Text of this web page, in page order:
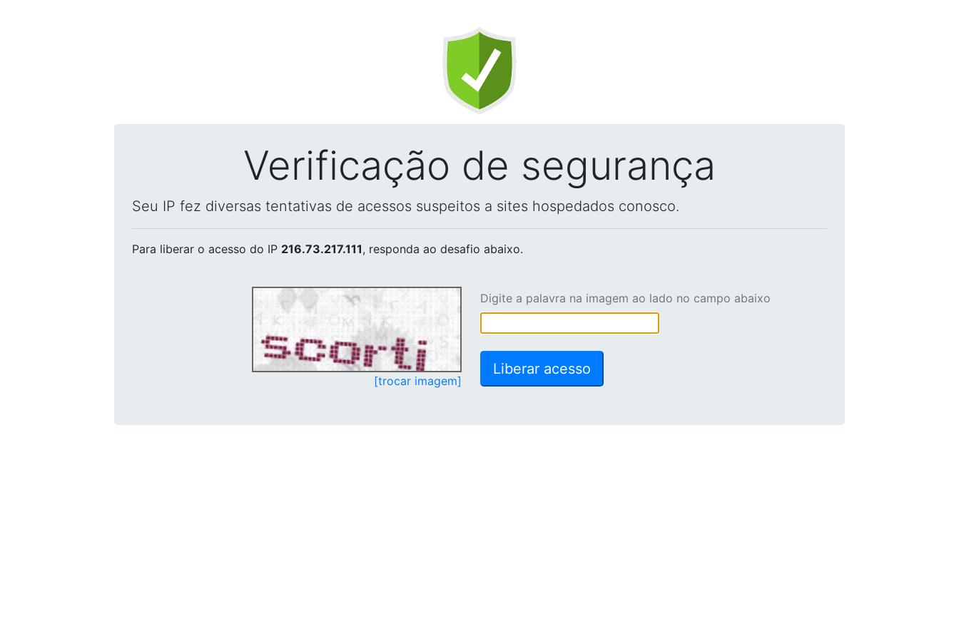
Verificação de segurança
Seu IP fez diversas tentativas de acessos suspeitos a sites hospedados conosco.
Para liberar o acesso do IP 216.73.217.111, responda ao desafio abaixo.
[trocar imagem]
Digite a palavra na imagem ao lado no campo abaixo